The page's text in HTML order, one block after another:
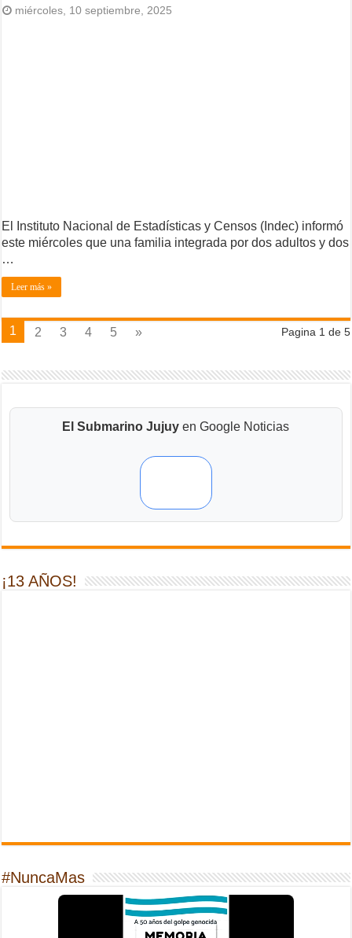
miércoles, 10 septiembre, 2025
El Instituto Nacional de Estadísticas y Censos (Indec) informó
este miércoles que una familia integrada por dos adultos y dos
…
Leer más »
Pagina 1 de 5
1 2 3 4 5 »
El Submarino Jujuy en Google Noticias
¡13 AÑOS!
#NuncaMas